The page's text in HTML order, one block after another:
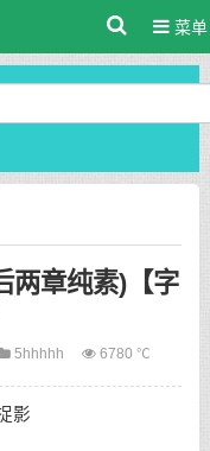
菜单
两章纯素)【字
5hhhhh 6780 ℃
影